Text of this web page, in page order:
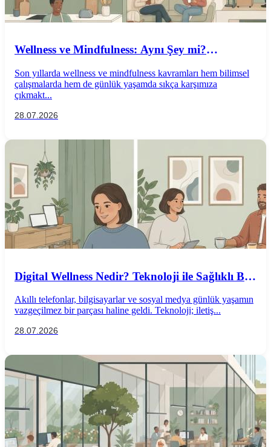
Wellness ve Mindfulness: Aynı Şey mi?
Son yıllarda wellness ve mindfulness kavramları hem bilimsel
çalışmalarda hem de günlük yaşamda sıkça karşımıza
çıkmakt...
28.07.2026
Digital Wellness Nedir? Teknoloji ile Sağlıklı Bir
Akıllı telefonlar, bilgisayarlar ve sosyal medya günlük yaşamın
vazgeçilmez bir parçası haline geldi. Teknoloji; iletiş...
28.07.2026